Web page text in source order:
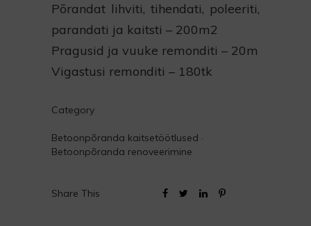
Põrandat lihviti, tihendati, poleeriti,
parandati ja kaitsti – 200m2
Pragusid ja vuuke remonditi – 20m
Vigastusi remonditi – 180tk
Category
Betoonpõranda kaitsetöötlused ·
Betoonpõranda renoveerimine
Share This